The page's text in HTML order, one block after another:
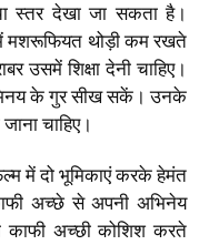
स्तर देखा जा सकता है।
मशरूफियत थोड़ी कम रखते
उसमें शिक्षा देनी चाहिए।
के गुर सीख सकें। उनके
चाहिए।
में दो भूमिकाएं करके हेमंत
अच्छे से अपनी अभिनेय
अच्छी कोशिश करते